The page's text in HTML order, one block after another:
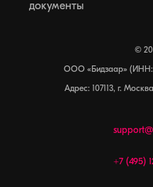
документы
©
ООО «Бидзаар» (ИНН:
Адрес: 107113, г.
+7 (495)